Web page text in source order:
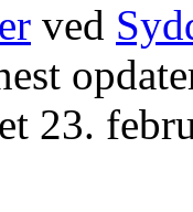
ved
23.